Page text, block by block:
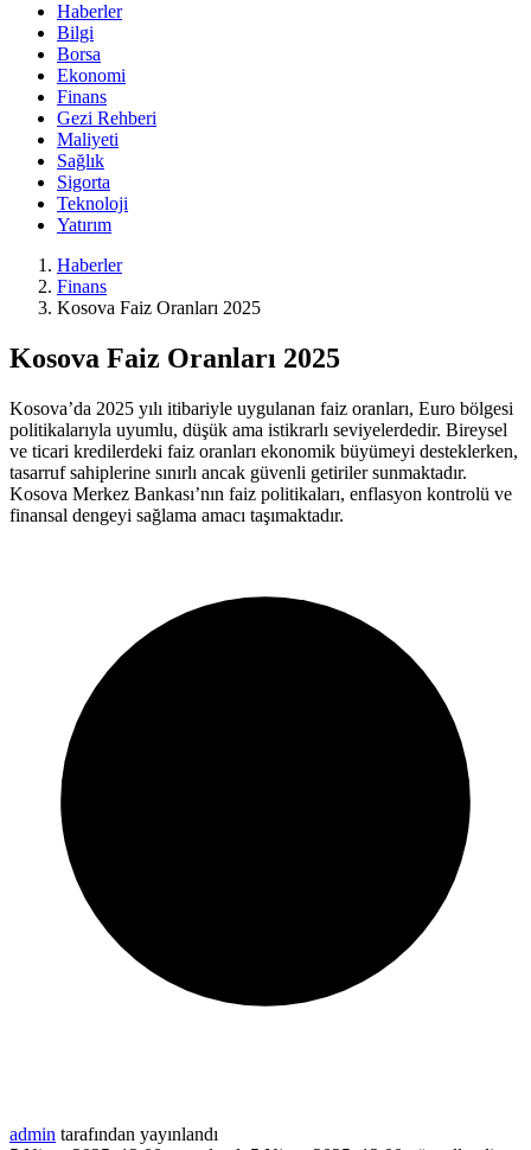
Haberler
Bilgi
Borsa
Ekonomi
Finans
Gezi Rehberi
Maliyeti
Sağlık
Sigorta
Teknoloji
Yatırım
Haberler
Finans
Kosova Faiz Oranları 2025
Kosova Faiz Oranları 2025
Kosova’da 2025 yılı itibariyle uygulanan faiz oranları, Euro bölgesi
politikalarıyla uyumlu, düşük ama istikrarlı seviyelerdedir. Bireysel
ve ticari kredilerdeki faiz oranları ekonomik büyümeyi desteklerken,
tasarruf sahiplerine sınırlı ancak güvenli getiriler sunmaktadır.
Kosova Merkez Bankası’nın faiz politikaları, enflasyon kontrolü ve
finansal dengeyi sağlama amacı taşımaktadır.
admin tarafından yayınlandı